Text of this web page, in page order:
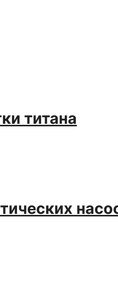
титана